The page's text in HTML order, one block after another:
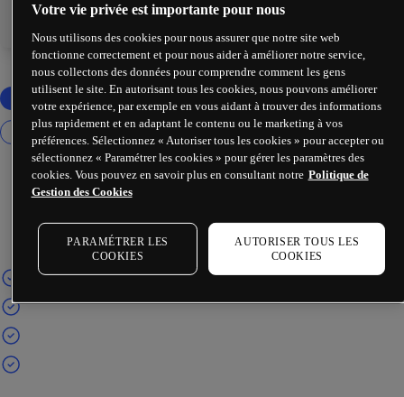
Votre vie privée est importante pour nous
Nous utilisons des cookies pour nous assurer que notre site web
fonctionne correctement et pour nous aider à améliorer notre service,
nous collectons des données pour comprendre comment les gens
utilisent le site. En autorisant tous les cookies, nous pouvons améliorer
votre expérience, par exemple en vous aidant à trouver des informations
plus rapidement et en adaptant le contenu ou le marketing à vos
préférences. Sélectionnez « Autoriser tous les cookies » pour accepter ou
sélectionnez « Paramétrer les cookies » pour gérer les paramètres des
cookies. Vous pouvez en savoir plus en consultant notre Politique de
Gestion des Cookies
PARAMÉTRER LES
COOKIES
AUTORISER TOUS LES
COOKIES